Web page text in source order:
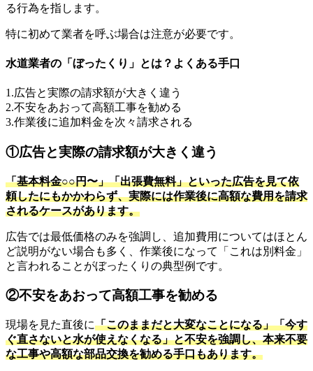
る行為を指します。
特に初めて業者を呼ぶ場合は注意が必要です。
水道業者の「ぼったくり」とは？よくある手口
1.広告と実際の請求額が大きく違う
2.不安をあおって高額工事を勧める
3.作業後に追加料金を次々請求される
①広告と実際の請求額が大きく違う
「基本料金○○円〜」「出張費無料」といった広告を見て依
頼したにもかかわらず、実際には作業後に高額な費用を請求
されるケースがあります。
広告では最低価格のみを強調し、追加費用についてはほとん
ど説明がない場合も多く、作業後になって「これは別料金」
と言われることがぼったくりの典型例です。
②不安をあおって高額工事を勧める
現場を見た直後に「このままだと大変なことになる」「今す
ぐ直さないと水が使えなくなる」と不安を強調し、本来不要
な工事や高額な部品交換を勧める手口もあります。